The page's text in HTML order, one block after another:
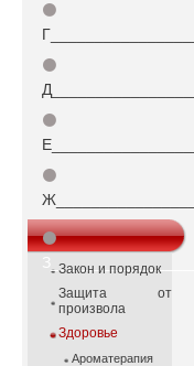
⚫
Г_________________
⚫
Д_________________
⚫
Е_________________
⚫
Ж________________
⚫
З_________________
Закон и порядок
Защита от
произвола
Здоровье
Ароматерапия